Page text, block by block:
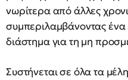
νωρίτερα από άλλες
συμπεριλαμβάνοντας ένα
διάστημα για τη μη
Συστήνεται σε όλα τα